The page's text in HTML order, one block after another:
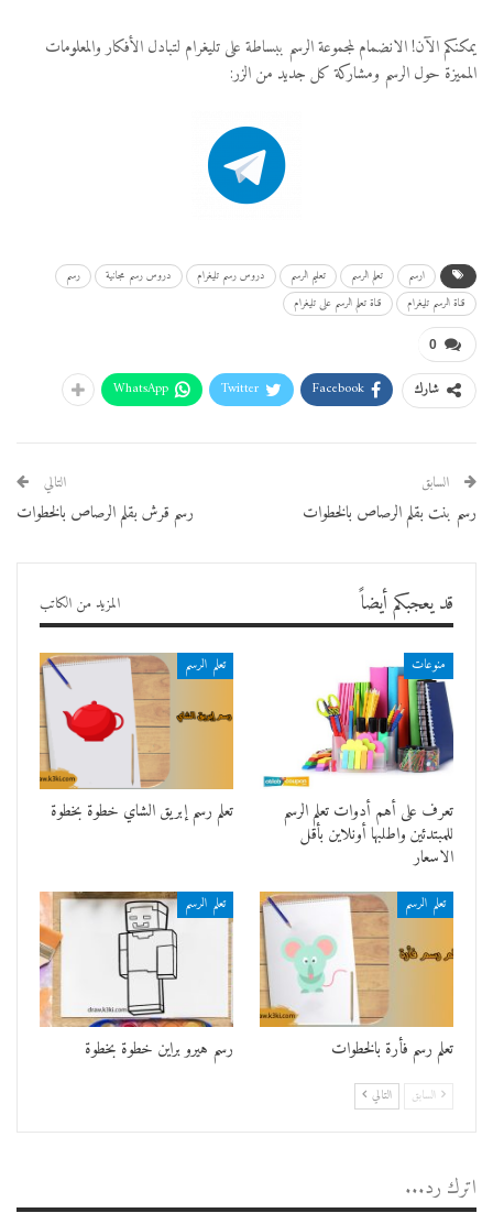
يمكنكم الآن! الانضمام لمجموعة الرسم ببساطة على تليغرام لتبادل الأفكار والمعلومات
المميزة حول الرسم ومشاركة كل جديد من الزر:
ارسم تعلم الرسم تعليم الرسم دروس رسم تليغرام دروس رسم مجانية
رسم
قناة الرسم تليغرام
قناة تعلم الرسم على تليغرام
0
شارك Facebook
Twitter
WhatsApp
السابق
رسم بنت بقلم الرصاص بالخطوات
التالي
رسم قرش بقلم الرصاص بالخطوات
قد يعجبكم أيضاً المزيد من الكاتب
منوعات
تعرف على أهم أدوات تعلم الرسم
للمبتدئين واطلبها أونلاين بأقل
الاسعار
تعلم الرسم
تعلم رسم إبريق الشاي خطوة بخطوة
تعلم الرسم
تعلم رسم فأرة بالخطوات
تعلم الرسم
رسم هيرو براين خطوة بخطوة
السابق التالي
اترك رد...